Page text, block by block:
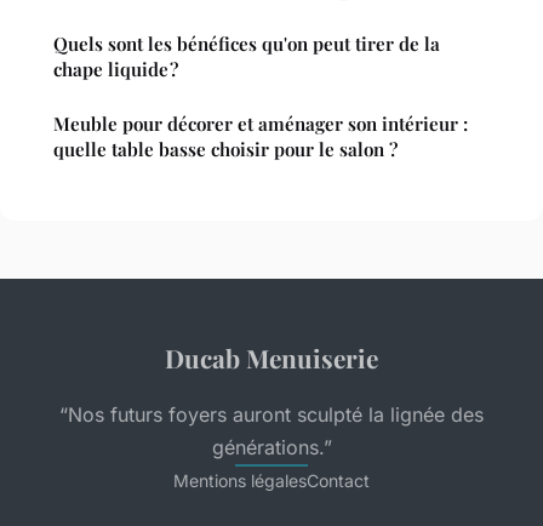
Quels sont les bénéfices qu'on peut tirer de la
chape liquide ?
Meuble pour décorer et aménager son intérieur :
quelle table basse choisir pour le salon ?
Ducab Menuiserie
“Nos futurs foyers auront sculpté la lignée des
générations.”
Mentions légalesContact